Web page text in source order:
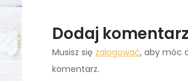
Dodaj komentarz
Musisz się zalogować, aby móc
komentarz.